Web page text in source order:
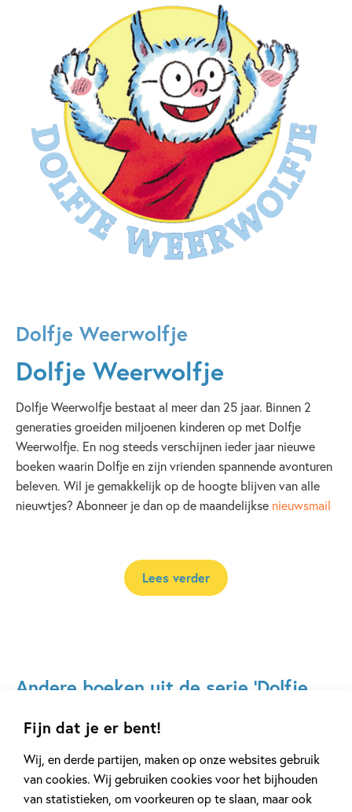
Fijn dat je er bent!
Wij, en derde partijen, maken op onze websites gebruik
van cookies. Wij gebruiken cookies voor het bijhouden
van statistieken, om voorkeuren op te slaan, maar ook
Dolfje Weerwolfje
Dolfje Weerwolfje
Dolfje Weerwolfje bestaat al meer dan 25 jaar. Binnen 2
generaties groeiden miljoenen kinderen op met Dolfje
Weerwolfje. En nog steeds verschijnen ieder jaar nieuwe
boeken waarin Dolfje en zijn vrienden spannende avonturen
beleven. Wil je gemakkelijk op de hoogte blijven van alle
nieuwtjes? Abonneer je dan op de maandelijkse nieuwsmail
Lees verder
Andere boeken uit de serie 'Dolfje
Weerwolfje'